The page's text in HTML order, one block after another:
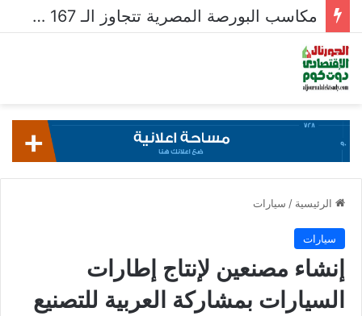
مكاسب البورصة المصرية تتجاوز الـ 167 مليار جنيه خلال أسبوع
الرئيسية / سيارات
سيارات
إنشاء مصنعين لإنتاج إطارات
السيارات بمشاركة العربية للتصنيع